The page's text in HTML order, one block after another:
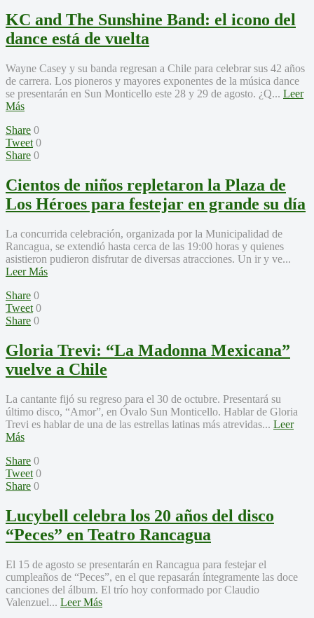
KC and The Sunshine Band: el icono del
dance está de vuelta
Wayne Casey y su banda regresan a Chile para celebrar sus 42 años
de carrera. Los pioneros y mayores exponentes de la música dance
se presentarán en Sun Monticello este 28 y 29 de agosto. ¿Q... Leer
Más
Share 0
Tweet 0
Share 0
Cientos de niños repletaron la Plaza de
Los Héroes para festejar en grande su día
La concurrida celebración, organizada por la Municipalidad de
Rancagua, se extendió hasta cerca de las 19:00 horas y quienes
asistieron pudieron disfrutar de diversas atracciones. Un ir y ve...
Leer Más
Share 0
Tweet 0
Share 0
Gloria Trevi: “La Madonna Mexicana”
vuelve a Chile
La cantante fijó su regreso para el 30 de octubre. Presentará su
último disco, “Amor”, en Óvalo Sun Monticello. Hablar de Gloria
Trevi es hablar de una de las estrellas latinas más atrevidas... Leer
Más
Share 0
Tweet 0
Share 0
Lucybell celebra los 20 años del disco
“Peces” en Teatro Rancagua
El 15 de agosto se presentarán en Rancagua para festejar el
cumpleaños de “Peces”, en el que repasarán íntegramente las doce
canciones del álbum. El trío hoy conformado por Claudio
Valenzuel... Leer Más